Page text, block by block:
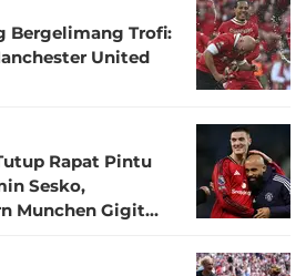
Bergelimang Trofi:
United
Rapat Pintu
Sesko,
Munchen Gigit